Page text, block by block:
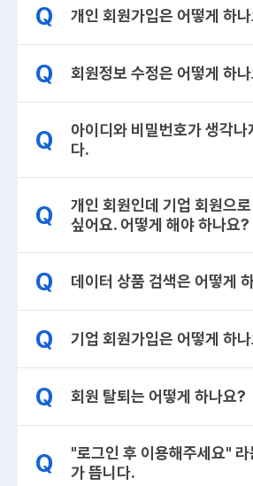
Q 개인 회원가입은 어떻게 하
Q 회원정보 수정은 어떻게 하
Q
아이디와 비밀번호가 생각나
다.
Q
개인 회원인데 기업 회원으
싶어요. 어떻게 해야 하나요?
Q 데이터 상품 검색은 어떻게
Q 기업 회원가입은 어떻게 하
Q 회원 탈퇴는 어떻게 하나요?
Q
"로그인 후 이용해주세요" 라
가 뜹니다.